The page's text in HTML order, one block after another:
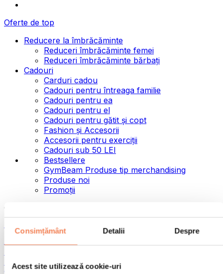
Consimțământ Detalii Despre
Acest site utilizează cookie-uri
Oferte de top
Reducere la îmbrăcăminte
Reduceri îmbrăcăminte femei
Reduceri îmbrăcăminte bărbați
Cadouri
Carduri cadou
Cadouri pentru întreaga familie
Cadouri pentru ea
Cadouri pentru el
Cadouri pentru gătit și copt
Fashion și Accesorii
Accesorii pentru exerciții
Cadouri sub 50 LEI
Bestsellere
GymBeam Produse tip merchandising
Produse noi
Promoții
Categorii
Semințe
Creme și paste tartinabile